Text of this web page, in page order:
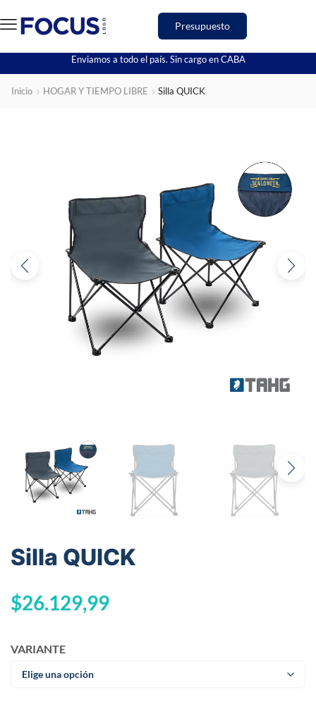
Presupuesto
Enviamos a todo el país. Sin cargo en CABA
Inicio HOGAR Y TIEMPO LIBRE Silla QUICK
Silla QUICK
$26.129,99
VARIANTE